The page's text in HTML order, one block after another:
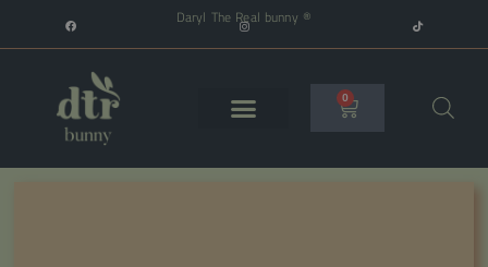
Daryl The Real bunny ®
0